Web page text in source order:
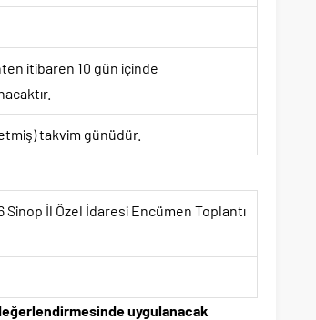
itibaren 10 gün içinde
takvim günüdür.
Sinop İl Özel İdaresi Encümen Toplantı
uygulanacak